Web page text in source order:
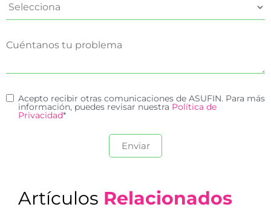
Acepto recibir otras comunicaciones de ASUFIN. Para más
información, puedes revisar nuestra Política de
Privacidad*
Artículos Relacionados